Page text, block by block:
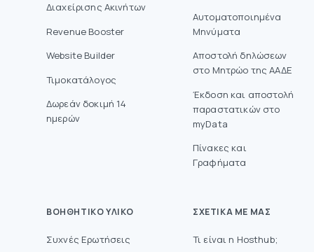
Διαχείρισης Ακινήτων
Revenue Booster
Website Builder
Τιμοκατάλογος
Δωρεάν δοκιμή 14
ημερών
Αυτοματοποιημένα
Μηνύματα
Aποστολή δηλώσεων
στο Mητρώο της ΑΑΔΕ
Έκδοση και αποστολή
παραστατικών στο
myData
Πίνακες και
Γραφήματα
ΒΟΗΘΗΤΙΚΌ ΥΛΙΚΌ
Συχνές Ερωτήσεις
ΣΧΕΤΙΚΆ ΜΕ ΜΑΣ
Τι είναι η Hosthub;